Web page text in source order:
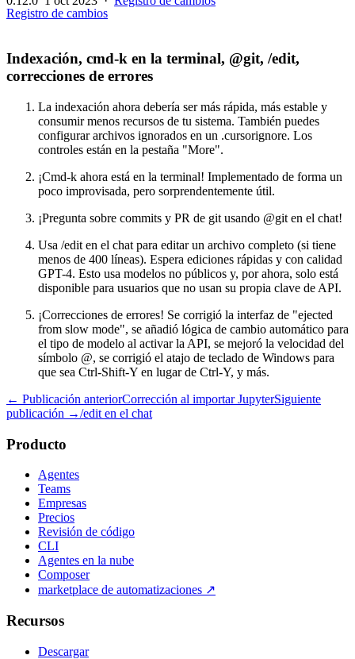
Registro de cambios
Indexación, cmd-k en la terminal, @git, /edit,
correcciones de errores
La indexación ahora debería ser más rápida, más estable y
consumir menos recursos de tu sistema. También puedes
configurar archivos ignorados en un .cursorignore. Los
controles están en la pestaña "More".
¡Cmd-k ahora está en la terminal! Implementado de forma un
poco improvisada, pero sorprendentemente útil.
¡Pregunta sobre commits y PR de git usando @git en el chat!
Usa /edit en el chat para editar un archivo completo (si tiene
menos de 400 líneas). Espera ediciones rápidas y con calidad
GPT-4. Esto usa modelos no públicos y, por ahora, solo está
disponible para usuarios que no usan su propia clave de API.
¡Correcciones de errores! Se corrigió la interfaz de "ejected
from slow mode", se añadió lógica de cambio automático para
el tipo de modelo al activar la API, se mejoró la velocidad del
símbolo @, se corrigió el atajo de teclado de Windows para
que sea Ctrl-Shift-Y en lugar de Ctrl-Y, y más.
← Publicación anteriorCorrección al importar JupyterSiguiente
publicación →/edit en el chat
Producto
Agentes
Teams
Empresas
Precios
Revisión de código
CLI
Agentes en la nube
Composer
marketplace de automatizaciones ↗
Recursos
Descargar